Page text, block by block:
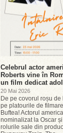
Celebrul actor
Roberts vine în
un film dedicat
20 Mai 2026
De pe covorul roșu
pe platourile de
Buftea! Actorul
nominalizat la Oscar
rolurile sale din